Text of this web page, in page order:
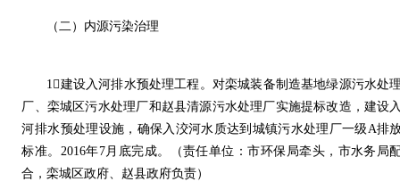
（二）内源污染治理
1建设入河排水预处理工程。对栾城装备制造基地绿源污水处
厂、栾城区污水处理厂和赵县清源污水处理厂实施提标改造，建设
河排水预处理设施，确保入洨河水质达到城镇污水处理厂一级A排
标准。2016年7月底完成。（责任单位：市环保局牵头，市水务局
合，栾城区政府、赵县政府负责）